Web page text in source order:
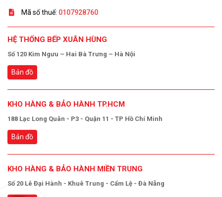
Mã số thuế: 0107928760
HỆ THỐNG BẾP XUÂN HÙNG
Số 120 Kim Ngưu – Hai Bà Trưng – Hà Nội
Bản đồ
KHO HÀNG & BẢO HÀNH TP.HCM
188 Lạc Long Quân - P3 - Quận 11 - TP Hồ Chí Minh
Bản đồ
KHO HÀNG & BẢO HÀNH MIỀN TRUNG
Số 20 Lê Đại Hành - Khuê Trung - Cẩm Lệ - Đà Nẵng